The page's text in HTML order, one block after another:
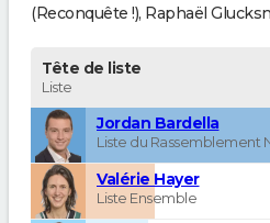
(Reconquête !), Raphaël
Tête de liste
Liste
Jordan Bardella
Liste du Rassemblement
Valérie Hayer
Liste Ensemble